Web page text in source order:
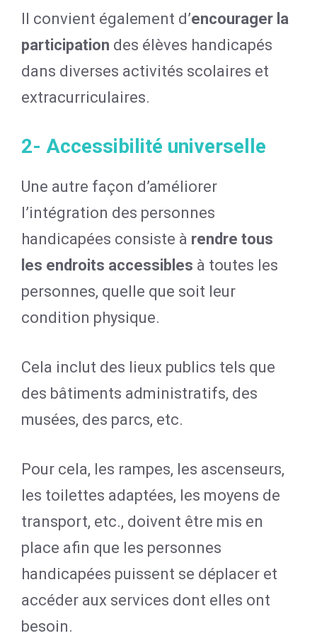
Il convient également d’encourager la
participation des élèves handicapés
dans diverses activités scolaires et
extracurriculaires.
2- Accessibilité universelle
Une autre façon d’améliorer
l’intégration des personnes
handicapées consiste à rendre tous
les endroits accessibles à toutes les
personnes, quelle que soit leur
condition physique.
Cela inclut des lieux publics tels que
des bâtiments administratifs, des
musées, des parcs, etc.
Pour cela, les rampes, les ascenseurs,
les toilettes adaptées, les moyens de
transport, etc., doivent être mis en
place afin que les personnes
handicapées puissent se déplacer et
accéder aux services dont elles ont
besoin.